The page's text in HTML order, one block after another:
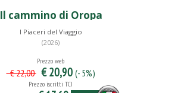
Il cammino di Oropa
I Piaceri del Viaggio
(2026)
Prezzo web
€ 22,00 € 20,90 (- 5%)
Prezzo iscritti TCI